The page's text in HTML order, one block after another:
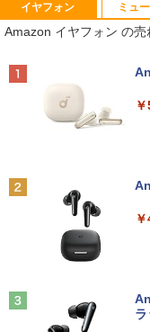
1
1
1
1
イヤフォン
Amazon イヤフォン の
ラ
ミュ